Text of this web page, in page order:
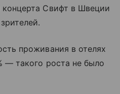
Свифт в Швеции
проживания в отелях
— такого роста не было